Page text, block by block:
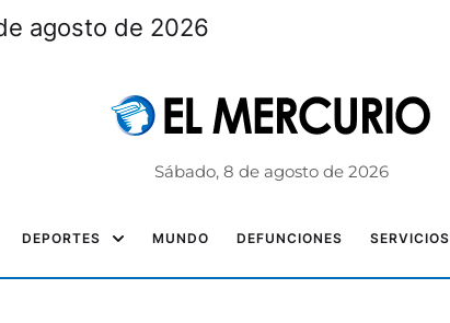
agosto de 2026
Sábado, 8 de agosto de 2026
DEPORTES MUNDO DEFUNCIONES SERVICIOS